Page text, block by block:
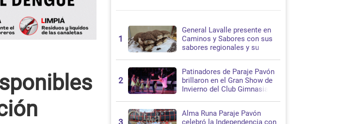
1
General Lavalle presente en
Caminos y Sabores con sus
sabores regionales y su
2
Patinadores de Paraje Pavón
brillaron en el Gran Show de
Invierno del Club Gimnasia y
3
Alma Runa Paraje Pavón
celebró la Independencia con